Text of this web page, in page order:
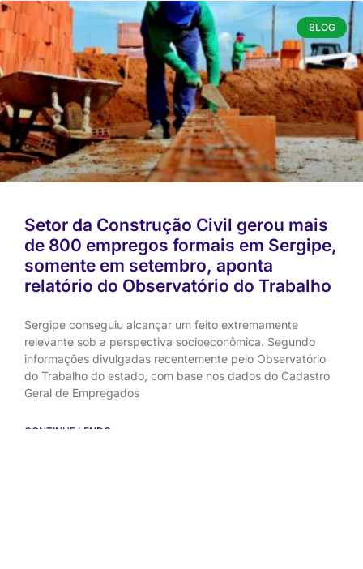
BLOG
Setor da Construção Civil gerou mais
de 800 empregos formais em Sergipe,
somente em setembro, aponta
relatório do Observatório do Trabalho
Sergipe conseguiu alcançar um feito extremamente
relevante sob a perspectiva socioeconômica. Segundo
informações divulgadas recentemente pelo Observatório
do Trabalho do estado, com base nos dados do Cadastro
Geral de Empregados
CONTINUE LENDO